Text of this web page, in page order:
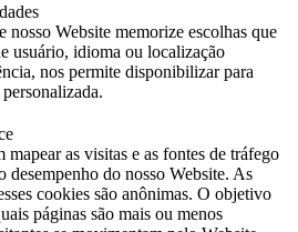
nosso Website memorize escolhas que
usuário, idioma ou localização
nos permite disponibilizar para
mapear as visitas e as fontes de tráfego
desempenho do nosso Website. As
cookies são anônimas. O objetivo
páginas são mais ou menos